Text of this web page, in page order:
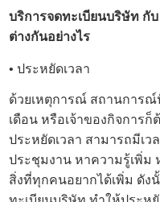
บริการจดทะเบียนบริษัท กั
ต่างกันอย่างไร
• ประหยัดเวลา
ด้วยเหตุการณ์ สถานการณ์
เดือน หรือเจ้าของกิจการ
ประหยัดเวลา สามารถมีเ
ประชุมงาน หาความรู้เพิ่ม
สิ่งที่ทุกคนอยากได้เพิ่ม ดัง